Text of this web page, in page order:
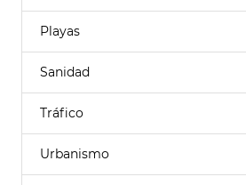
Playas
Sanidad
Tráfico
Urbanismo